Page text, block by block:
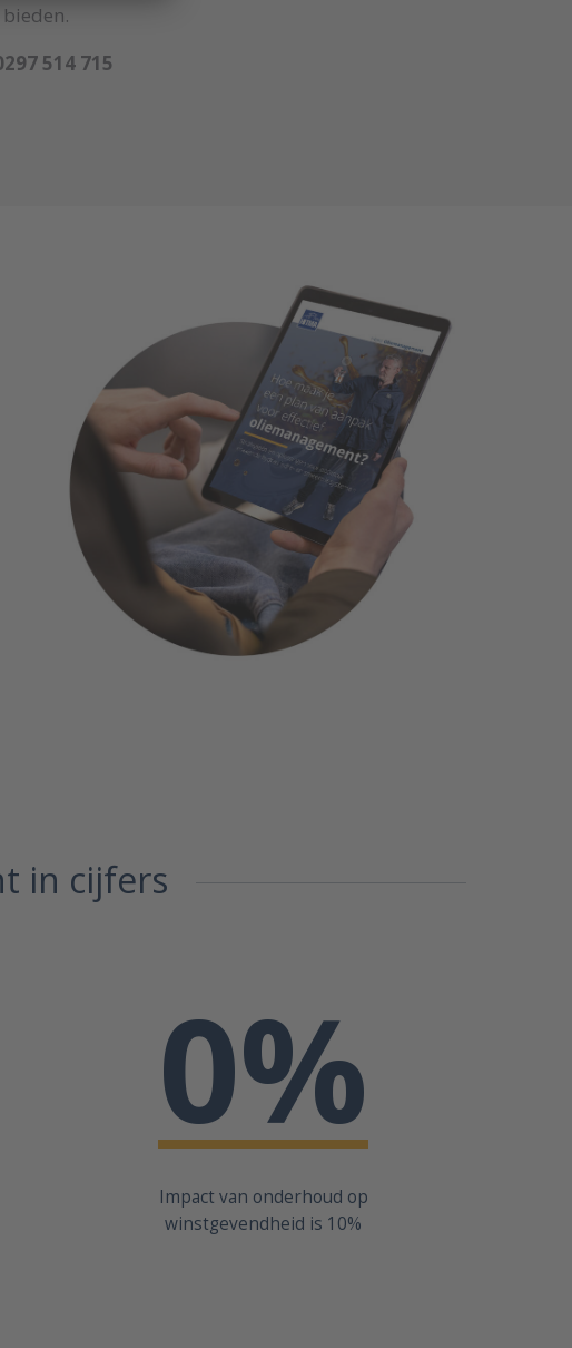
514 715
in cijfers
0%
Impact van onderhoud op
winstgevendheid is 10%